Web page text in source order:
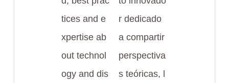
tices and e
xpertise ab
out technol
ogy and dis
r dedicado
a compartir
perspectiva
s teóricas, l